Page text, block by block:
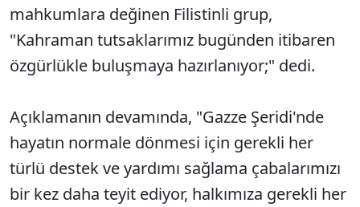
mahkumlara değinen Filistinli grup,
"Kahraman tutsaklarımız bugünden itibaren
özgürlükle buluşmaya hazırlanıyor;" dedi.
Açıklamanın devamında, "Gazze Şeridi'nde
hayatın normale dönmesi için gerekli her
türlü destek ve yardımı sağlama çabalarımızı
bir kez daha teyit ediyor, halkımıza gerekli her